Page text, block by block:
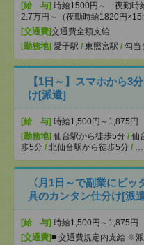
[給 与] 時給1500円～ 夜勤時
2.7万円～（夜勤時給1820円×15h
[交通費]交通費全額支給
[勤務地] 愛子駅 / 東照宮駅 / 勾当
【1日～】スマホから3
け[派遣]
[給 与] 時給1,500円～1,875円
[勤務地] 仙台駅から徒歩5分 / 仙
歩5分 / 北仙台駅から徒歩5分 / …
〈月1日～で副業にピ
具のカンタン仕分け[派
[給 与] 時給1,500円～1,875円
[交通費]■ 交通費規定内支給 ※